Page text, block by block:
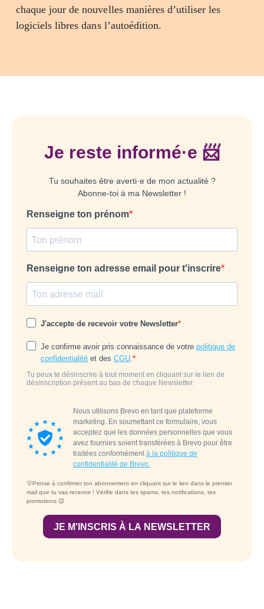
chaque jour de nouvelles manières d’utiliser les
logiciels libres dans l’autoédition.